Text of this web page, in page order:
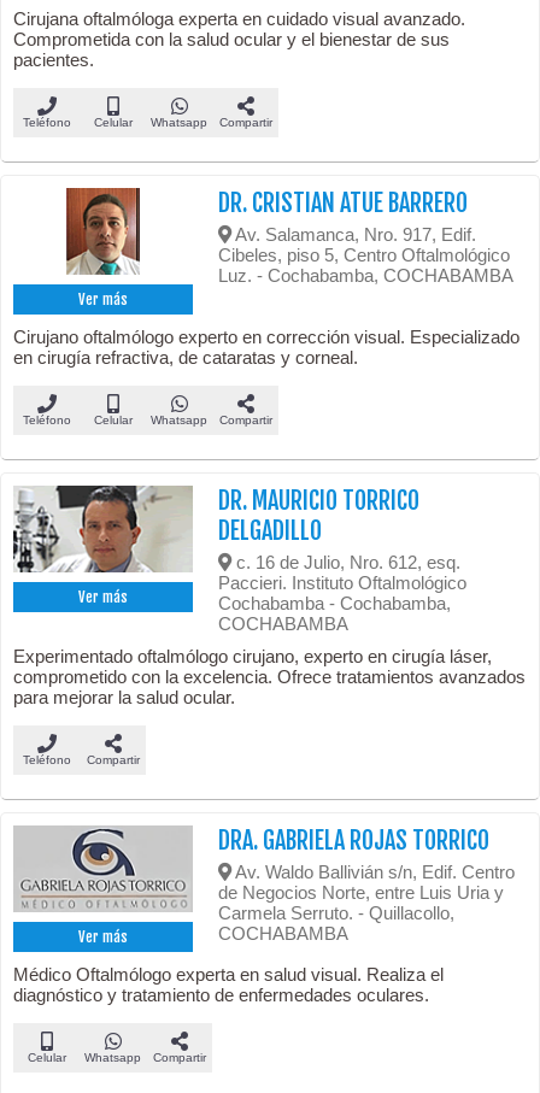
Cirujana oftalmóloga experta en cuidado visual avanzado.
Comprometida con la salud ocular y el bienestar de sus
pacientes.
Teléfono Celular Whatsapp Compartir
Ver más
DR. CRISTIAN ATUE BARRERO
Av. Salamanca, Nro. 917, Edif.
Cibeles, piso 5, Centro Oftalmológico
Luz. - Cochabamba, COCHABAMBA
Cirujano oftalmólogo experto en corrección visual. Especializado
en cirugía refractiva, de cataratas y corneal.
Teléfono Celular Whatsapp Compartir
Ver más
DR. MAURICIO TORRICO
DELGADILLO
c. 16 de Julio, Nro. 612, esq.
Paccieri. Instituto Oftalmológico
Cochabamba - Cochabamba,
COCHABAMBA
Experimentado oftalmólogo cirujano, experto en cirugía láser,
comprometido con la excelencia. Ofrece tratamientos avanzados
para mejorar la salud ocular.
Teléfono Compartir
Ver más
DRA. GABRIELA ROJAS TORRICO
Av. Waldo Ballivián s/n, Edif. Centro
de Negocios Norte, entre Luis Uria y
Carmela Serruto. - Quillacollo,
COCHABAMBA
Médico Oftalmólogo experta en salud visual. Realiza el
diagnóstico y tratamiento de enfermedades oculares.
Celular Whatsapp Compartir